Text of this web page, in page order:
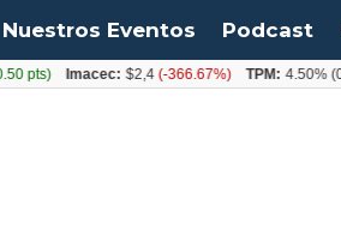
Nuestros Eventos Podcast
Imacec: $2,4(-366.67%) TPM: 4.50%(0.00%)